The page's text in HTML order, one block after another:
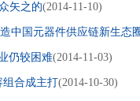
矢之的(2014-11-10)
中国元器件供应链新生态
仍较困难(2014-11-03)
组合成主打(2014-10-30)